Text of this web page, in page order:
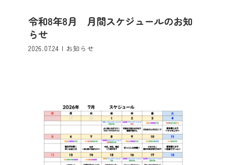
令和8年8月 月間スケジュールのお知
らせ
2026.07.24 | お知らせ
令和8年7月 月間スケジュールのお知ら